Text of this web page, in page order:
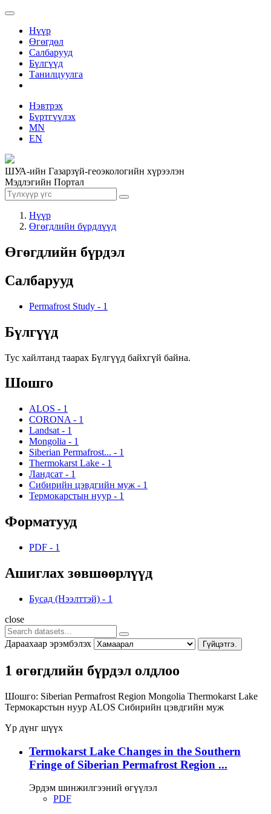
Нүүр
Өгөгдөл
Салбарууд
Бүлгүүд
Танилцуулга
Нэвтрэх
Бүртгүүлэх
MN
EN
ШУА-ийн Газарзүй-геоэкологийн хүрээлэн
Мэдлэгийн Портал
Нүүр
Өгөгдлийн бүрдлүүд
Өгөгдлийн бүрдэл
Салбарууд
Permafrost Study - 1
Бүлгүүд
Тус хайлтанд таарах Бүлгүүд байхгүй байна.
Шошго
ALOS - 1
CORONA - 1
Landsat - 1
Mongolia - 1
Siberian Permafrost... - 1
Thermokarst Lake - 1
Ландсат - 1
Сибирийн цэвдгийн муж - 1
Термокарстын нуур - 1
Форматууд
PDF - 1
Ашиглах зөвшөөрлүүд
Бусад (Нээлттэй) - 1
close
Дараахаар эрэмбэлэх Гүйцэтгэ.
1 өгөгдлийн бүрдэл олдлоо
Шошго: Siberian Permafrost Region Mongolia Thermokarst Lake
Термокарстын нуур ALOS Сибирийн цэвдгийн муж
Үр дүнг шүүх
Termokarst Lake Changes in the Southern
Fringe of Siberian Permafrost Region ...
Эрдэм шинжилгээний өгүүлэл
PDF